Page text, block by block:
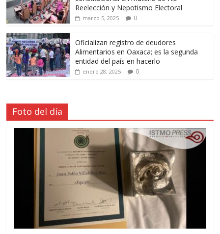
Reelección y Nepotismo Electoral
marzo 5, 2025 0
Oficializan registro de deudores
Alimentarios en Oaxaca; es la segunda
entidad del país en hacerlo
enero 28, 2025 0
Foto del día